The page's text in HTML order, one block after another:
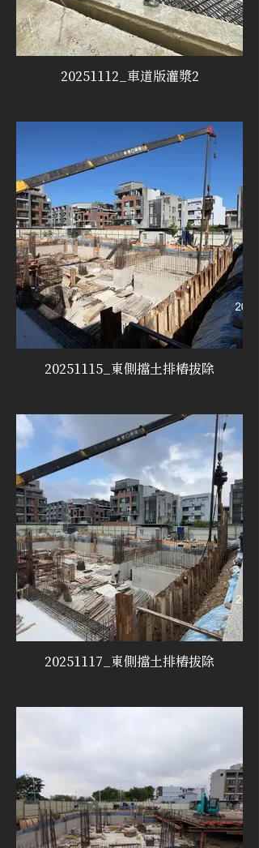
20251112_車道版灌漿2
20251115_東側擋土排樁拔除
20251117_東側擋土排樁拔除